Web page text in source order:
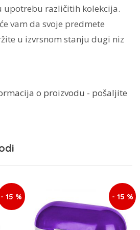
upotrebu različitih kolekcija.
vam da svoje predmete
u izvrsnom stanju dugi niz
o proizvodu - pošaljite
- 15 % - 15 %